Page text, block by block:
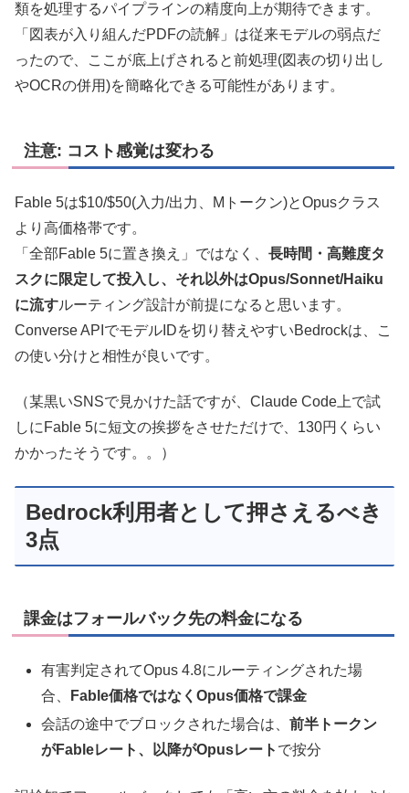
類を処理するパイプラインの精度向上が期待できます。
「図表が入り組んだPDFの読解」は従来モデルの弱点だ
ったので、ここが底上げされると前処理(図表の切り出し
やOCRの併用)を簡略化できる可能性があります。
注意: コスト感覚は変わる
Fable 5は$10/$50(入力/出力、Mトークン)とOpusクラス
より高価格帯です。
「全部Fable 5に置き換え」ではなく、 長時間・高難度タ
スクに限定して投入し、それ以外はOpus/Sonnet/Haiku
に流すルーティング設計が前提になると思います。
Converse APIでモデルIDを切り替えやすいBedrockは、こ
の使い分けと相性が良いです。
（某黒いSNSで見かけた話ですが、Claude Code上で試
しにFable 5に短文の挨拶をさせただけで、130円くらい
かかったそうです。。）
Bedrock利用者として押さえるべき
3点
課金はフォールバック先の料金になる
有害判定されてOpus 4.8にルーティングされた場
合、
Fable価格ではなくOpus価格で課金
会話の途中でブロックされた場合は、前半トークン
がFableレート、以降がOpusレート で按分